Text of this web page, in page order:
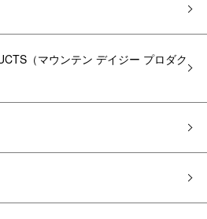
（マウンテン デイジー プロダク